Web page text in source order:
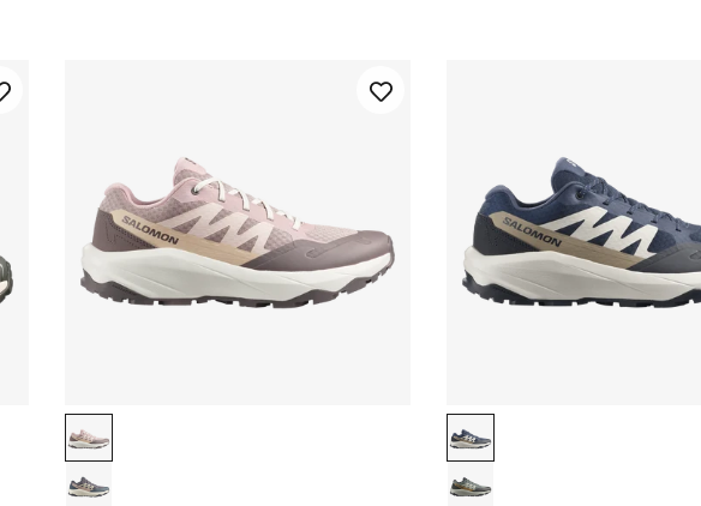
Shadow Gray / Vanilla Ice / Almond Cream
Excalibur / Vanilla / Ice Shadow Gray
Spellbound / Rainy Day /
Sedona Sage / Wrought